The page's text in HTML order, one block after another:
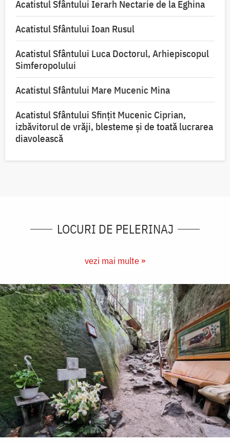
Acatistul Sfântului Ierarh Nectarie de la Eghina
Acatistul Sfântului Ioan Rusul
Acatistul Sfântului Luca Doctorul, Arhiepiscopul
Simferopolului
Acatistul Sfântului Mare Mucenic Mina
Acatistul Sfântului Sfințit Mucenic Ciprian,
izbăvitorul de vrăji, blesteme și de toată lucrarea
diavolească
LOCURI DE PELERINAJ
vezi mai multe »